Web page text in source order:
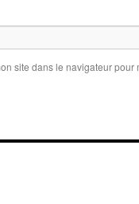
site dans le navigateur